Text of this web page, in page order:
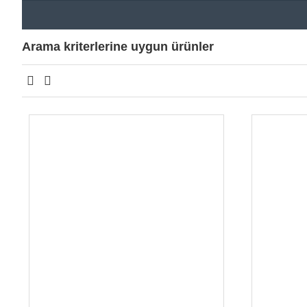
Arama kriterlerine uygun ürünler